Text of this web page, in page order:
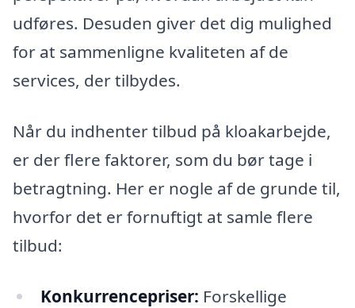
udføres. Desuden giver det dig mulighed
for at sammenligne kvaliteten af de
services, der tilbydes.
Når du indhenter tilbud på kloakarbejde,
er der flere faktorer, som du bør tage i
betragtning. Her er nogle af de grunde til,
hvorfor det er fornuftigt at samle flere
tilbud:
Konkurrencepriser: Forskellige